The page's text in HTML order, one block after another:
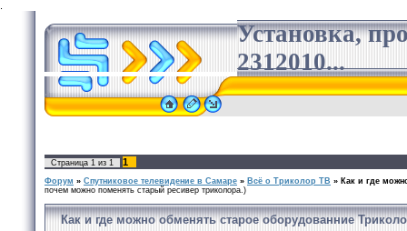
Установка,
2312010...
Страница 1 из 1 1
Форум » Спутниковое телевидение в Самаре » Всё о Триколор ТВ » Как и где
почем можно поменять старый ресивер триколора.)
Как и где можно обменять старое оборудованние